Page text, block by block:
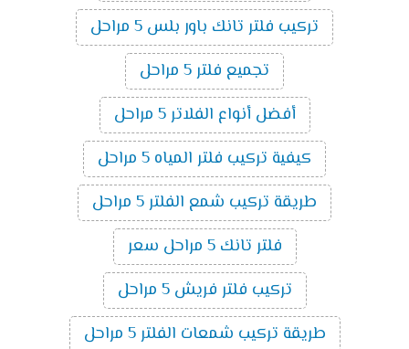
تركيب فلتر تانك باور بلس 5 مراحل
تجميع فلتر 5 مراحل
أفضل أنواع الفلاتر 5 مراحل
كيفية تركيب فلتر المياه 5 مراحل
طريقة تركيب شمع الفلتر 5 مراحل
فلتر تانك 5 مراحل سعر
تركيب فلتر فريش 5 مراحل
طريقة تركيب شمعات الفلتر 5 مراحل